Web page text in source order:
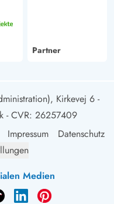
Partner
Kirkevej 6 -
- CVR: 26257409
Impressum
Datenschutz
Medien